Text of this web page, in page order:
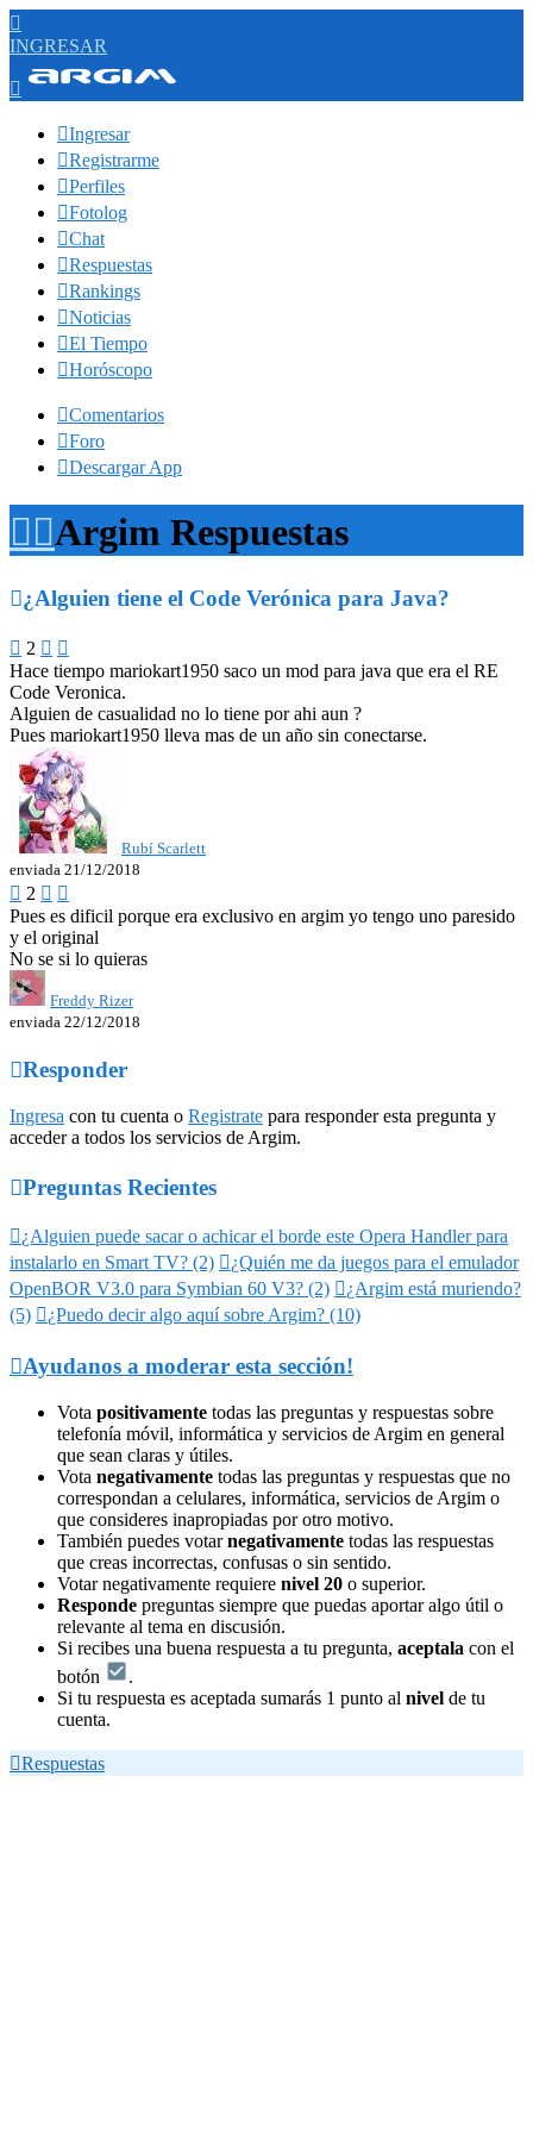

INGRESAR

Ingresar
Registrarme
Perfiles
Fotolog
Chat
Respuestas
Rankings
Noticias
El Tiempo
Horóscopo
Comentarios
Foro
Descargar App
Argim Respuestas
¿Alguien tiene el Code Verónica para Java?
 2  
Hace tiempo mariokart1950 saco un mod para java que era el RE
Code Veronica.
Alguien de casualidad no lo tiene por ahi aun ?
Pues mariokart1950 lleva mas de un año sin conectarse.
Rubí Scarlett
enviada 21/12/2018
 2  
Pues es dificil porque era exclusivo en argim yo tengo uno paresido
y el original
No se si lo quieras
Freddy Rizer
enviada 22/12/2018
Responder
Ingresa con tu cuenta o Registrate para responder esta pregunta y
acceder a todos los servicios de Argim.
Preguntas Recientes
¿Alguien puede sacar o achicar el borde este Opera Handler para
instalarlo en Smart TV? (2) ¿Quién me da juegos para el emulador
OpenBOR V3.0 para Symbian 60 V3? (2) ¿Argim está muriendo?
(5) ¿Puedo decir algo aquí sobre Argim? (10)
Ayudanos a moderar esta sección!
Vota positivamente todas las preguntas y respuestas sobre
telefonía móvil, informática y servicios de Argim en general
que sean claras y útiles.
Vota negativamente todas las preguntas y respuestas que no
correspondan a celulares, informática, servicios de Argim o
que consideres inapropiadas por otro motivo.
También puedes votarnegativamente todas las respuestas
que creas incorrectas, confusas o sin sentido.
Votar negativamente requiere nivel 20 o superior.
Responde preguntas siempre que puedas aportar algo útil o
relevante al tema en discusión.
Si recibes una buena respuesta a tu pregunta, aceptala con el
botón
.
Si tu respuesta es aceptada sumarás 1 punto al nivel de tu
cuenta.
Respuestas